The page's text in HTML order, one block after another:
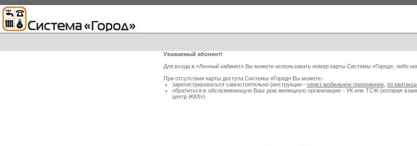
Уважаемый абонент!
Для входа в «Личный кабинет» Вы можете использовать номер карты Системы «Город», либо
При отсутствии карты доступа Системы «Город» Вы можете:
зарегистрироваться самостоятельно (инструкции - через мобильное приложение по
обратиться в обслуживающую Ваш дом жилищную организацию - УК или ТСЖ (которая
центр ЖКХ»)